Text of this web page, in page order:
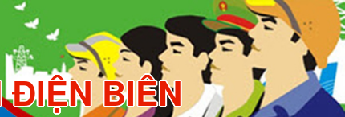
BIÊN